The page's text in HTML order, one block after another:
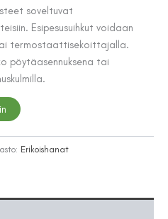
€.
soveltuvat
Esipesusuihkut voidaan
termostaattisekoittajalla.
pöytäasennuksena tai
Erikoishanat